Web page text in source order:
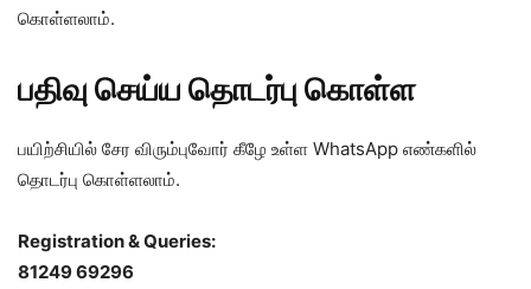
கொள்ளலாம்.
பதிவு செய்ய தொடர்பு கொள்ள
பயிற்சியில் சேர விரும்புவோர் கீழே உள்ள WhatsApp எண்களில்
தொடர்பு கொள்ளலாம்.
Registration & Queries:
81249 69296